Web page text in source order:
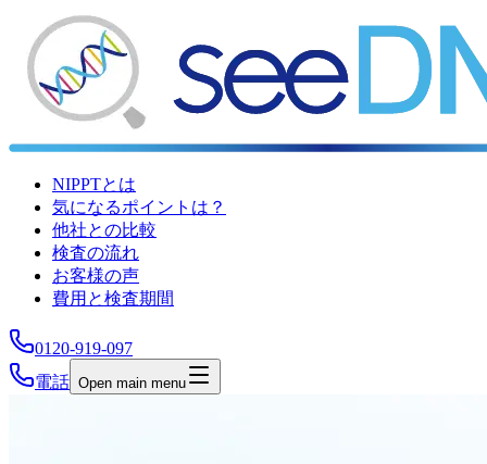
NIPPTとは
気になるポイントは？
他社との比較
検査の流れ
お客様の声
費用と検査期間
0120-919-097
電話 Open main menu